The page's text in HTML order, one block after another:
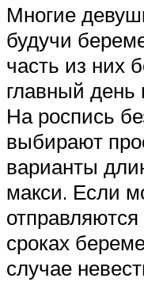
Многие
будучи
часть из них
главный день
На роспись
выбирают
варианты
макси. Если
сроках
случае